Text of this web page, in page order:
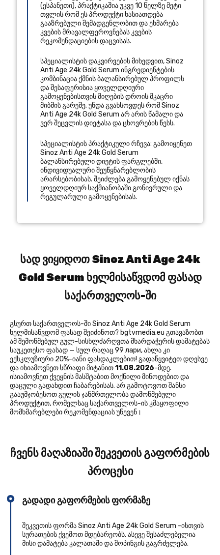
(ესპანეთი), პრაქტიკაშია უკვე 10 წელზე მეტი
თვლის რომ ეს პროდუქტი ხასიათდება
გააზრებული შემადგენლობით და ეხმარება
კვების მრავალფეროვნებას კვების
რეკომენდაციების დაცვისას.
სპეციალისტის დაკვირვების მიხედვით, Sinoz
Anti Age 24k Gold Serum ინგრედიენტების
კომბინაცია ქმნის ბალანსირებულ პროფილს
და შესაფერისია ყოველდღიური
გამოყენებისთვის მიღების დროის მკაცრი
მიბმის გარეშე. უნდა გვახსოვდეს რომ Sinoz
Anti Age 24k Gold Serum არ არის წამალი და
ვერ შეცვლის დიეტასა და ცხოვრების წესს.
სპეციალისტის პრაქტიკული რჩევა: გამოიყენეთ
Sinoz Anti Age 24k Gold Serum
ბალანსირებული დიეტის ფარგლებში,
ინდივიდუალური შეუწყნარებლობის
არარსებობისას. შეიძლება გამოყენებულ იქნას
ყოველდღიურ საქმიანობაში გონივრული და
რეგულარული გამოყენებისას.
სად ვიყიდოთ Sinoz Anti Age 24k
Gold Serum ხელმისაწვდომ ფასად
საქართველოს-ში
გსურთ საქართველოს-ში Sinoz Anti Age 24k Gold Serum
ხელმისაწვდომ ფასად შეიძინოთ? bgtvmedia.eu გთავაზობთ
ამ შემოწმებულ გულ-სისხლძარღვთა მხარდაჭერის დამატებას
საუკეთესო ფასად — სულ რაღაც 99 лари, ახლა კი
ექსკლუზიური 20%-იანი ფასდაკლებით! გადაწყვიტეთ დღესვე
და ისიამოვნეთ სწრაფი მიტანით11.08.2026-მდე.
ისიამოვნეთ ქვეყნის მასშტაბით მოქნილი მიწოდებით და
დაცული გადახდით ჩაბარებისას. არ გამოტოვოთ შანსი
გააუმჯობესოთ გულის ჯანმრთელობა დამოწმებული
პროდუქტით, რომელსაც საქართველოს-ის კმაყოფილი
მომხმარებლები რეკომენდაციას უწევენ।
ჩვენს მაღაზიაში შეკვეთის გაფორმების
პროცესი
გადადი გაფორმების ფორმაზე
შეკვეთის ფორმა Sinoz Anti Age 24k Gold Serum -ისთვის
სურათების ქვემოთ მდებარეობს. ასევე შესაძლებელია
მისი დამატება კალათაში და შოპინგის გაგრძელება.